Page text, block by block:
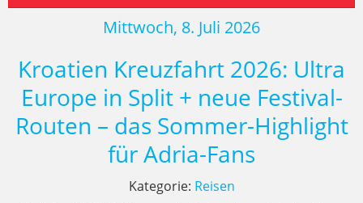
Mittwoch, 8. Juli 2026
Kroatien Kreuzfahrt 2026: Ultra
Europe in Split + neue Festival-
Routen – das Sommer-Highlight
für Adria-Fans
Kategorie: Reisen